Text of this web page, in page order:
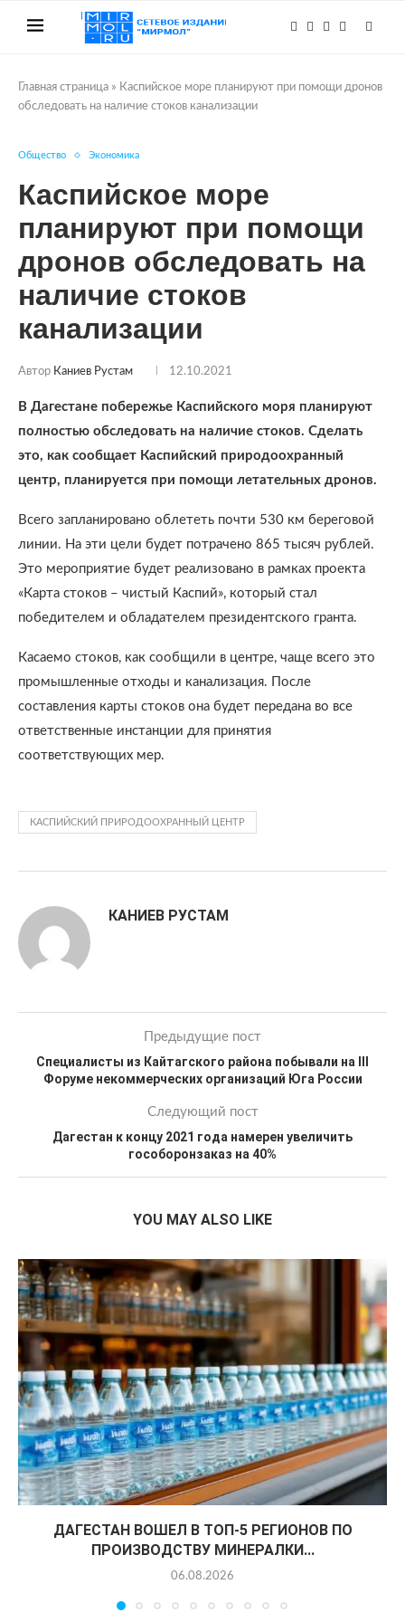
Главная страница » Каспийское море планируют при помощи дронов
обследовать на наличие стоков канализации
Общество Экономика
Каспийское море
планируют при помощи
дронов обследовать на
наличие стоков
канализации
Автор Каниев Рустам 12.10.2021
В Дагестане побережье Каспийского моря планируют
полностью обследовать на наличие стоков. Сделать
это, как сообщает Каспийский природоохранный
центр, планируется при помощи летательных дронов.
Всего запланировано облететь почти 530 км береговой
линии. На эти цели будет потрачено 865 тысяч рублей.
Это мероприятие будет реализовано в рамках проекта
«Карта стоков – чистый Каспий», который стал
победителем и обладателем президентского гранта.
Касаемо стоков, как сообщили в центре, чаще всего это
промышленные отходы и канализация. После
составления карты стоков она будет передана во все
ответственные инстанции для принятия
соответствующих мер.
КАСПИЙСКИЙ ПРИРОДООХРАННЫЙ ЦЕНТР
КАНИЕВ РУСТАМ
Предыдущие пост
Специалисты из Кайтагского района побывали на III
Форуме некоммерческих организаций Юга России
Следующий пост
Дагестан к концу 2021 года намерен увеличить
гособоронзаказ на 40%
YOU MAY ALSO LIKE
ДАГЕСТАН ВОШЕЛ В ТОП-5 РЕГИОНОВ ПО
ПРОИЗВОДСТВУ МИНЕРАЛКИ...
06.08.2026